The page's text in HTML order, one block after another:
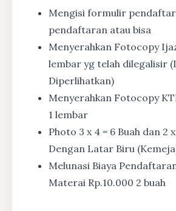
Mengisi formulir
pendaftaran atau bisa
Menyerahkan Fotocopy
lembar yg telah dilegalisir
Diperlihatkan)
Menyerahkan Fotocopy
1 lembar
Photo 3 x 4 = 6 Buah dan 2
Dengan Latar Biru
Melunasi Biaya
Materai Rp.10.000 2 buah